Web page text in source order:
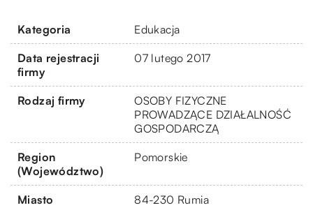
Kategoria Edukacja
Data rejestracji
firmy
07 lutego 2017
Rodzaj firmy
OSOBY FIZYCZNE
PROWADZĄCE DZIAŁALNOŚĆ
GOSPODARCZĄ
Region
(Województwo)
Pomorskie
Miasto 84-230 Rumia